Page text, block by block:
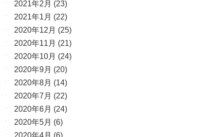
2021年2月 (23)
2021年1月 (22)
2020年12月 (25)
2020年11月 (21)
2020年10月 (24)
2020年9月 (20)
2020年8月 (14)
2020年7月 (22)
2020年6月 (24)
2020年5月 (6)
2020年4月 (6)